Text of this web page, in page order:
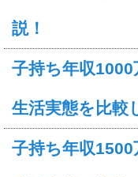
説！
子持ち年収
生活実態を比較
子持ち年収